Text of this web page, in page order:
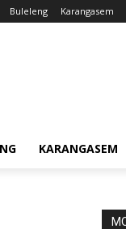
Buleleng Karangasem
KARANGASEM